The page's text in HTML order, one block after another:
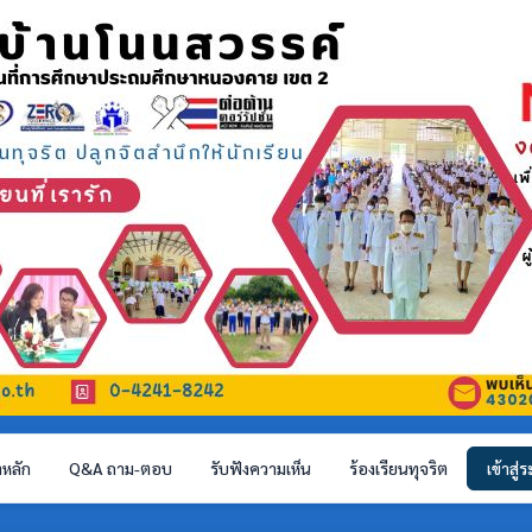
ลัก Q&A ถาม-ตอบ รับฟังความเห็น ร้องเรียนทุจริต เข้าสู่